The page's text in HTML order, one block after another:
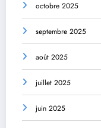
octobre 2025
septembre 2025
août 2025
juillet 2025
juin 2025